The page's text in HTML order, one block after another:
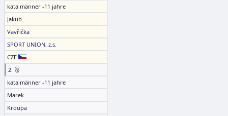
kata männer -11 jahre
Jakub
Vavřička
SPORT UNION, z.s.
CZE
2. 🥈
kata männer -11 jahre
Marek
Kroupa